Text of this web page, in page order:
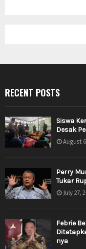
RECENT POSTS
Siswa
Desak
August
Perry
Tukar
July 27,
Febrie
nya